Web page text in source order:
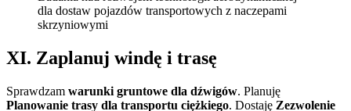
dla dostaw pojazdów transportowych z naczepami
skrzyniowymi
XI. Zaplanuj windę i trasę
Sprawdzam warunki gruntowe dla dźwigów. Planuję
Planowanie trasy dla transportu ciężkiego. Dostaję Zezwolenie